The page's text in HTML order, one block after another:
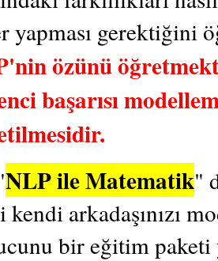
yapması gerektiğini
özünü
başarısı
NLP ile Matematik"
arkadaşınızı
bir eğitim paketi